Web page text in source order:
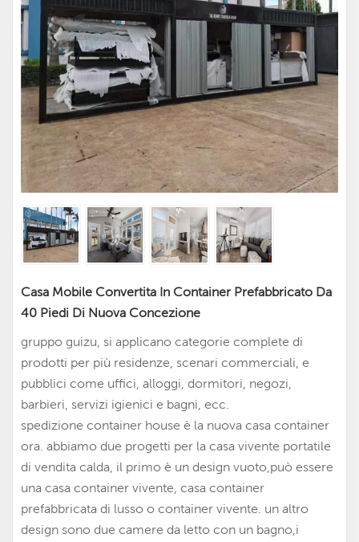
Casa Mobile Convertita In Container Prefabbricato Da
40 Piedi Di Nuova Concezione
gruppo guizu, si applicano categorie complete di
prodotti per più residenze, scenari commerciali, e
pubblici come uffici, alloggi, dormitori, negozi,
barbieri, servizi igienici e bagni, ecc.
spedizione container house è la nuova casa container
ora. abbiamo due progetti per la casa vivente portatile
di vendita calda, il primo è un design vuoto,può essere
una casa container vivente, casa container
prefabbricata di lusso o container vivente. un altro
design sono due camere da letto con un bagno,i